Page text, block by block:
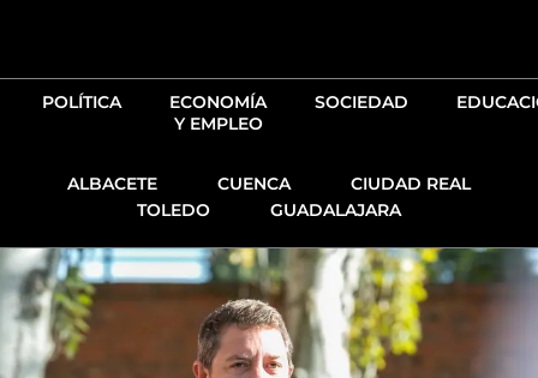
POLÍTICA
ECONOMÍA
Y EMPLEO
SOCIEDAD
ALBACETE CUENCA
CIUDAD REAL
TOLEDO
GUADALAJARA